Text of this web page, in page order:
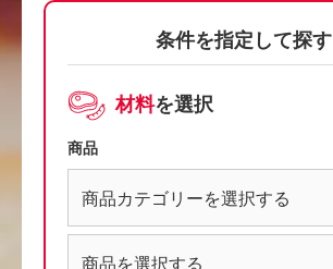
条件を指定して探す
材料を選択
商品